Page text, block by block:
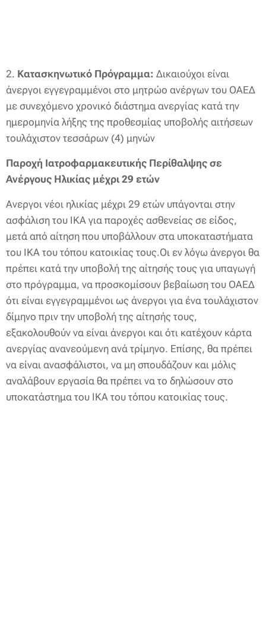
2. Κατασκηνωτικό Πρόγραμμα: Δικαιούχοι είναι
άνεργοι εγγεγραμμένοι στο μητρώο ανέργων του ΟΑΕΔ
με συνεχόμενο χρονικό διάστημα ανεργίας κατά την
ημερομηνία λήξης της προθεσμίας υποβολής αιτήσεων
τουλάχιστον τεσσάρων (4) μηνών
Παροχή Ιατροφαρμακευτικής Περίθαλψης σε
Ανέργους Ηλικίας μέχρι 29 ετών
Ανεργοι νέοι ηλικίας μέχρι 29 ετών υπάγονται στην
ασφάλιση του ΙΚΑ για παροχές ασθενείας σε είδος,
μετά από αίτηση που υποβάλλουν στα υποκαταστήματα
του ΙΚΑ του τόπου κατοικίας τους.Οι εν λόγω άνεργοι θα
πρέπει κατά την υποβολή της αίτησής τους για υπαγωγή
στο πρόγραμμα, να προσκομίσουν βεβαίωση του ΟΑΕΔ
ότι είναι εγγεγραμμένοι ως άνεργοι για ένα τουλάχιστον
δίμηνο πριν την υποβολή της αίτησής τους,
εξακολουθούν να είναι άνεργοι και ότι κατέχουν κάρτα
ανεργίας ανανεούμενη ανά τρίμηνο. Επίσης, θα πρέπει
να είναι ανασφάλιστοι, να μη σπουδάζουν και μόλις
αναλάβουν εργασία θα πρέπει να το δηλώσουν στο
υποκατάστημα του ΙΚΑ του τόπου κατοικίας τους.